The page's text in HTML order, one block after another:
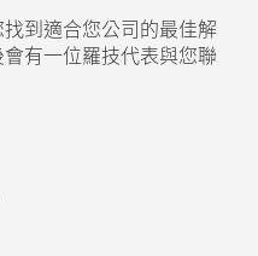
到適合您公司的最佳解
有一位羅技代表與您聯